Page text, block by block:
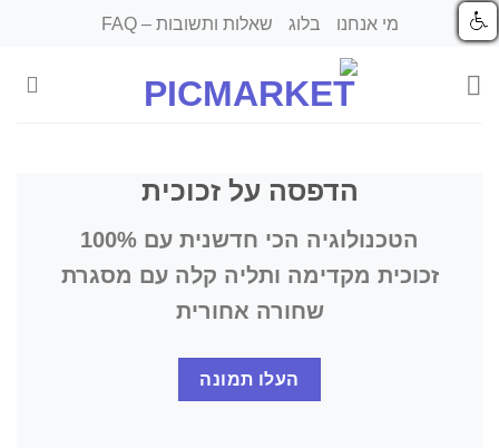
Skip
to
מי אנחנו בלוג שאלות ותשובות – FAQ
הדפסה על זכוכית
הטכנולוגיה הכי חדשנית עם 100%
זכוכית מקדימה ותליה קלה עם מסגרת
שחורה אחורית
העלו תמונה